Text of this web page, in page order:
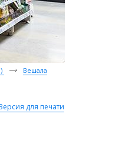
Вешала
для печати